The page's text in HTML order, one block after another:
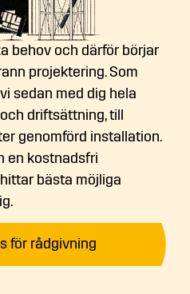
behov och därför börjar
projektering. Som
sedan med dig hela
driftsättning, till
genomförd installation.
en kostnadsfri
bästa möjliga
för rådgivning